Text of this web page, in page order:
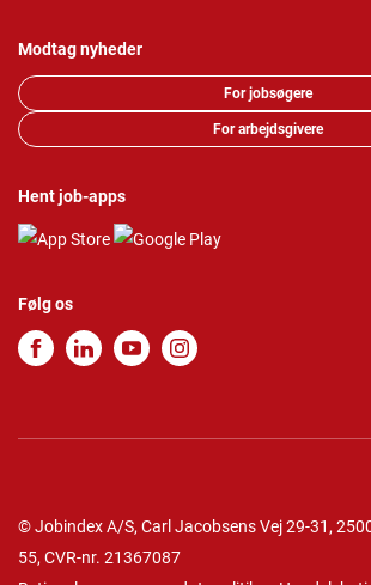
Modtag nyheder
For jobsøgere
For arbejdsgivere
Hent job-apps
Følg os
© Jobindex A/S, Carl Jacobsens Vej 29-31,
55, CVR-nr. 21367087